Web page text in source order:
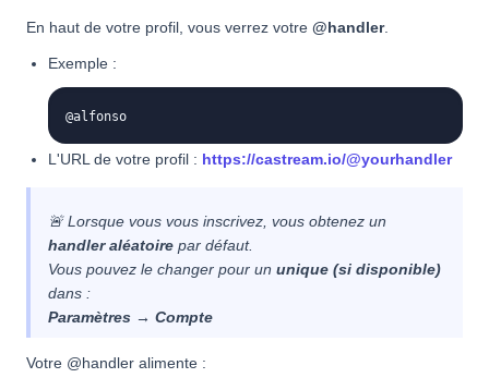
En haut de votre profil, vous verrez votre @handler.
Exemple :
@alfonso
L'URL de votre profil : https://castream.io/@yourhandler
🚨 Lorsque vous vous inscrivez, vous obtenez un
handler aléatoire par défaut.
Vous pouvez le changer pour un unique (si disponible)
dans :
Paramètres → Compte
Votre @handler alimente :